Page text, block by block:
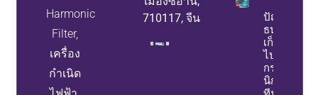
Harmonic
Filter,
เครื่อง
กำเนิด
710117, จีน
ปัญหา
ธนาคารตัว
เก็บประจุ?
ไปนี้คือวิธีที่
กรองฮาร์มอ
นิกแบบแอค